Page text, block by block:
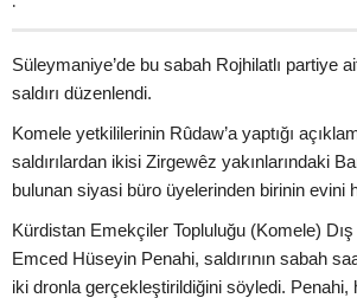
Süleymaniye’de bu sabah Rojhilatlı partiye
saldırı düzenlendi.
Komele yetkililerinin Rûdaw’a yaptığı
saldırılardan ikisi Zirgewêz yakınlarındaki
bulunan siyasi büro üyelerinden birinin evini
Kürdistan Emekçiler Topluluğu (Komele)
Emced Hüseyin Penahi, saldırının sabah
iki dronla gerçekleştirildiğini söyledi. Penahi,